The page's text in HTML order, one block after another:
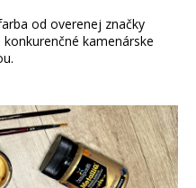
od overenej značky
konkurenčné kamenárske